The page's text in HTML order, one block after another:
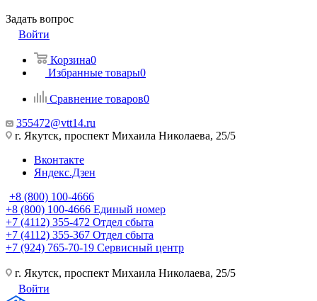
Задать вопрос
Войти
Корзина0
Избранные товары0
Сравнение товаров0
355472@vtt14.ru
г. Якутск, проспект Михаила Николаева, 25/5
Вконтакте
Яндекс.Дзен
+8 (800) 100-4666
+8 (800) 100-4666 Единый номер
+7 (4112) 355-472 Отдел сбыта
+7 (4112) 355-367 Отдел сбыта
+7 (924) 765-70-19 Сервисный центр
г. Якутск, проспект Михаила Николаева, 25/5
Войти